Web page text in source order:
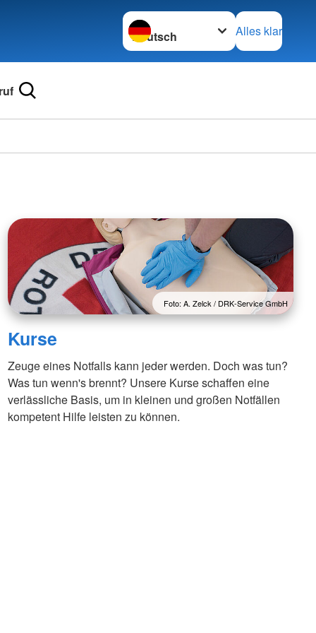
Sprache wechseln zu
Alles klar
Foto: A. Zelck / DRK-Service GmbH
Kurse
Zeuge eines Notfalls kann jeder werden. Doch was tun?
Was tun wenn's brennt? Unsere Kurse schaffen eine
verlässliche Basis, um in kleinen und großen Notfällen
kompetent Hilfe leisten zu können.